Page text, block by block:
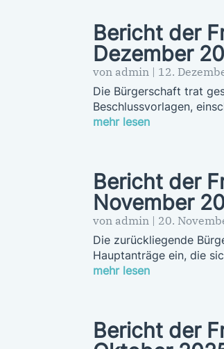
Bericht der
Dezember
von admin | 12.
Die Bürgerschaft trat
Beschlussvorlagen,
mehr lesen
Bericht der
November
von admin | 20.
Die zurückliegende
Hauptanträge ein, die
mehr lesen
Bericht der